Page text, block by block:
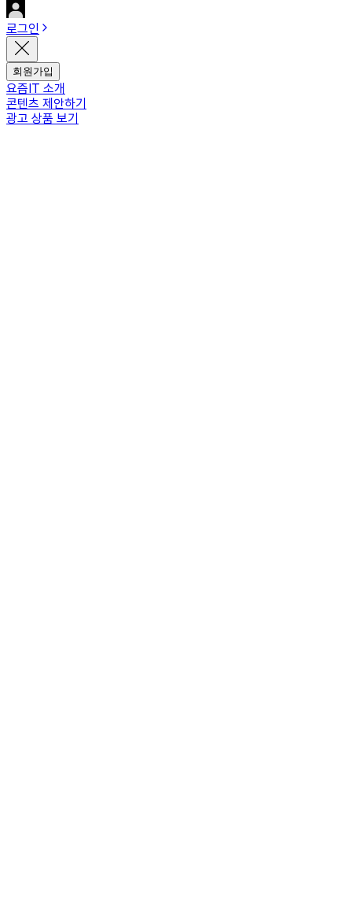
로그인
회원가입
요즘IT 소개
콘텐츠 제안하기
광고 상품 보기